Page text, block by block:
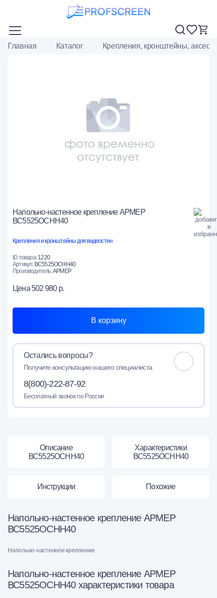
Главная Каталог Крепления, кронштейны,
Напольно-настенное крепление АРМЕР
ВС5525ОСНН40
Крепления и кронштейны для видеостен
ID товара:1220
Артикул: ВС5525ОСНН40
Производитель:АРМЕР
Цена502 980 р.
В корзину
Остались вопросы?
Получите консультацию нашего специалиста
8(800)-222-87-92
Бесплатный звонок по России
Описание
ВС5525ОСНН40
Характеристики
ВС5525ОСНН40
Инструкции Похожие
Напольно-настенное крепление АРМЕР
ВС5525ОСНН40
Напольно-настенное крепление
Напольно-настенное крепление АРМЕР
ВС5525ОСНН40 характеристики товара